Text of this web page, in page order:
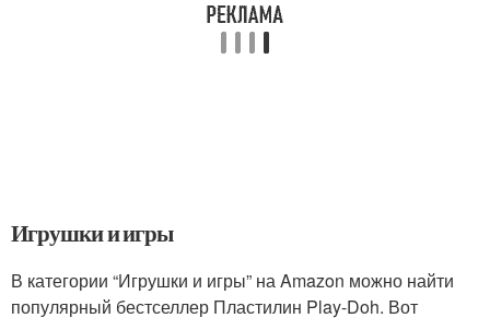
Игрушки и игры
В категории “Игрушки и игры” на Amazon можно найти
популярный бестселлер Пластилин Play-Doh. Вот